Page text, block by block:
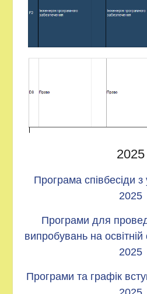
2025
Програма співбесіди з
2025
Програми для
випробувань на освітній
2025
Програми та графік